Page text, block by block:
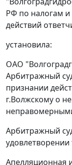
РФ по налогам
действий
установила:
ОАО
Арбитражный
признании
г.Волжскому о
Арбитражный
удовлетворении
Апелляционная